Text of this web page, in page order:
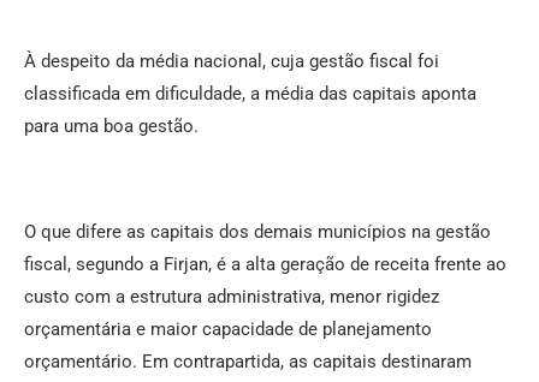
À despeito da média nacional, cuja gestão fiscal foi
classificada em dificuldade, a média das capitais aponta
para uma boa gestão.
O que difere as capitais dos demais municípios na gestão
fiscal, segundo a Firjan, é a alta geração de receita frente ao
custo com a estrutura administrativa, menor rigidez
orçamentária e maior capacidade de planejamento
orçamentário. Em contrapartida, as capitais destinaram